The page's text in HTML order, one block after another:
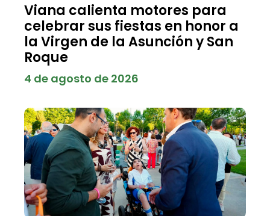
Viana calienta motores para
celebrar sus fiestas en honor a
la Virgen de la Asunción y San
Roque
4 de agosto de 2026